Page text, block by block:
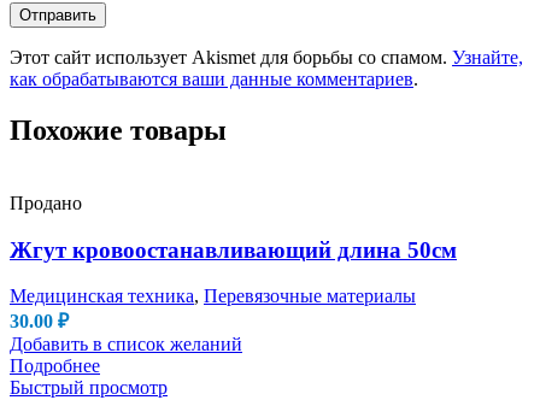
Этот сайт использует Akismet для борьбы со спамом. Узнайте,
как обрабатываются ваши данные комментариев.
Похожие товары
Продано
Жгут кровоостанавливающий длина 50см
Медицинская техника, Перевязочные материалы
30.00 ₽
Добавить в список желаний
Подробнее
Быстрый просмотр